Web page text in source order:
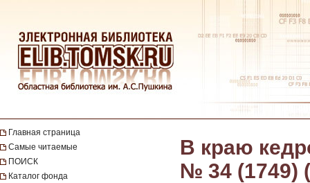
Главная страница
Самые читаемые
ПОИСК
Каталог фонда
В краю
№ 34 (1749)